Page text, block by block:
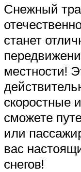
Снежный
станет
местности!
скоростные
сможете
или
вас
снегов!